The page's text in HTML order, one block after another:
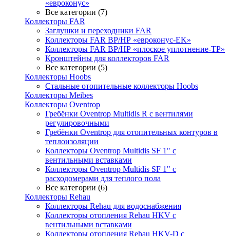
«евроконус»
Все категории (7)
Коллекторы FAR
Заглушки и переходники FAR
Коллекторы FAR ВР/НР «евроконус-EK»
Коллекторы FAR ВР/НР «плоское уплотнение-TP»
Кронштейны для коллекторов FAR
Все категории (5)
Коллекторы Hoobs
Стальные отопительные коллекторы Hoobs
Коллекторы Meibes
Коллекторы Oventrop
Гребёнки Oventrop Multidis R с вентилями
регулировочными
Гребёнки Oventrop для отопительных контуров в
теплоизоляции
Коллекторы Oventrop Multidis SF 1" с
вентильными вставками
Коллекторы Oventrop Multidis SF 1" с
расходомерами для теплого пола
Все категории (6)
Коллекторы Rehau
Коллекторы Rehau для водоснабжения
Коллекторы отопления Rehau HKV с
вентильными вставками
Коллекторы отопления Rehau HKV-D с